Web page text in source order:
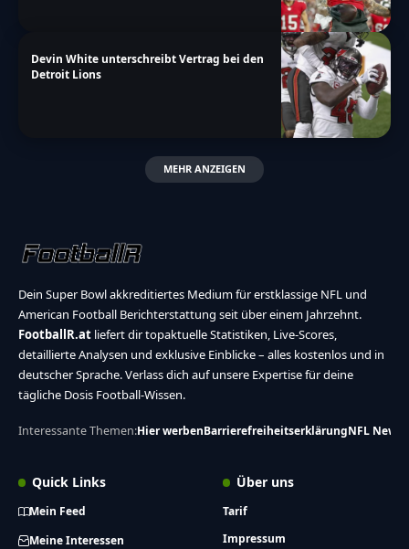
Devin White unterschreibt Vertrag bei den
Detroit Lions
MEHR ANZEIGEN
Dein Super Bowl akkreditiertes Medium für erstklassige NFL und
American Football Berichterstattung seit über einem Jahrzehnt.
FootballR.at liefert dir topaktuelle Statistiken, Live-Scores,
detaillierte Analysen und exklusive Einblicke – alles kostenlos und in
deutscher Sprache. Verlass dich auf unsere Expertise für deine
tägliche Dosis Football-Wissen.
Interessante Themen:Hier werbenBarrierefreiheitserklärungNFL News
Quick Links
Mein Feed
Meine Interessen
Über uns
Tarif
Impressum